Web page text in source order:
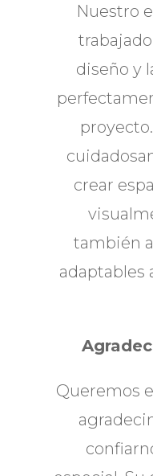
Nuestro
diseño y
crear
también
adaptables
Queremos